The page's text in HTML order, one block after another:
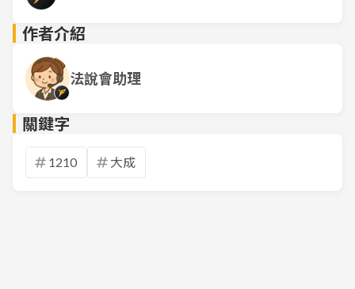
作者介紹
法說會助理
關鍵字
1210 大成